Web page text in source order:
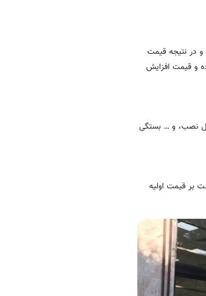
و در نتیجه قیمت
و قیمت افزایش
نصب، و … بستگی
بر قیمت اولیه